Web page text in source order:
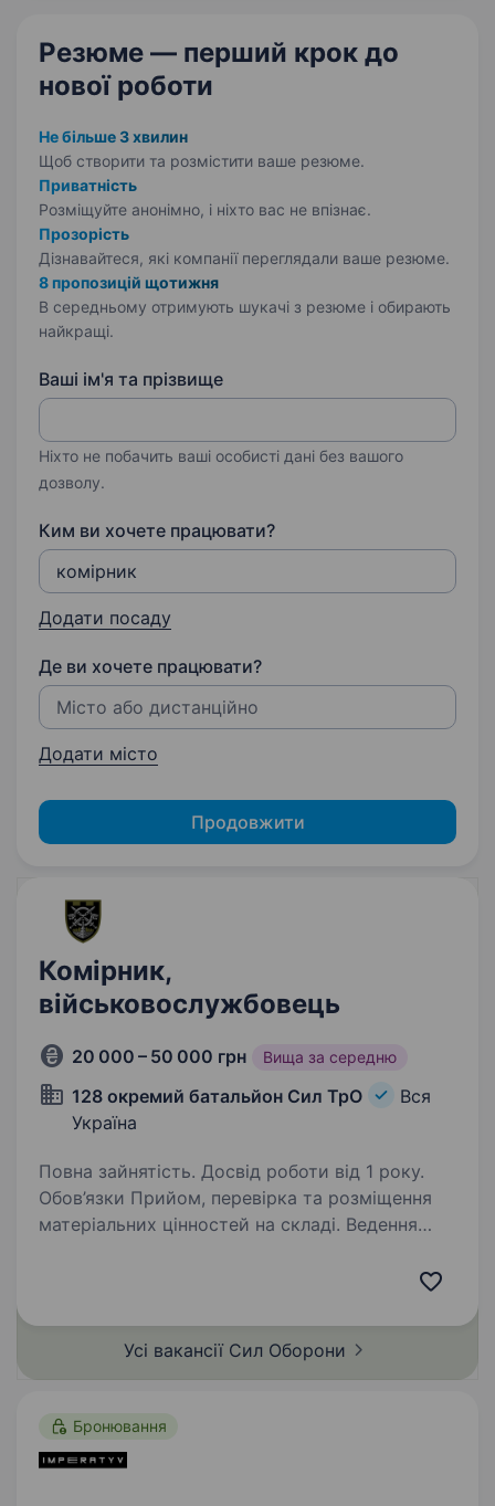
Резюме — перший крок до
нової роботи
Не більше 3 хвилин
Щоб створити та розмістити ваше резюме.
Приватність
Розміщуйте анонімно, і ніхто вас не впізнає.
Прозорість
Дізнавайтеся, які компанії переглядали ваше резюме.
8 пропозицій щотижня
В середньому отримують шукачі з резюме і обирають
найкращі.
Ваші ім'я та прізвище
Ніхто не побачить ваші особисті дані без вашого
дозволу.
Ким ви хочете працювати?
Додати посаду
Де ви хочете працювати?
Додати місто
Продовжити
Комірник,
військовослужбовець
20 000 – 50 000 грн Вища за середню
128 окремий батальйон Сил ТрО
Вся
Україна
Повна зайнятість. Досвід роботи від 1 року.
Обов’язки Прийом, перевірка та розміщення
матеріальних цінностей на складі. Ведення
Усі вакансії Сил Оборони
Бронювання